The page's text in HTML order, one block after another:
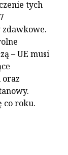
tych
zdawkowe.
– UE musi
co roku.